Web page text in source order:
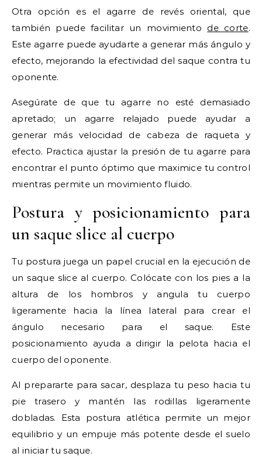
Otra opción es el agarre de revés oriental, que
también puede facilitar un movimiento de corte.
Este agarre puede ayudarte a generar más ángulo y
efecto, mejorando la efectividad del saque contra tu
oponente.
Asegúrate de que tu agarre no esté demasiado
apretado; un agarre relajado puede ayudar a
generar más velocidad de cabeza de raqueta y
efecto. Practica ajustar la presión de tu agarre para
encontrar el punto óptimo que maximice tu control
mientras permite un movimiento fluido.
Postura y posicionamiento para
un saque slice al cuerpo
Tu postura juega un papel crucial en la ejecución de
un saque slice al cuerpo. Colócate con los pies a la
altura de los hombros y angula tu cuerpo
ligeramente hacia la línea lateral para crear el
ángulo necesario para el saque. Este
posicionamiento ayuda a dirigir la pelota hacia el
cuerpo del oponente.
Al prepararte para sacar, desplaza tu peso hacia tu
pie trasero y mantén las rodillas ligeramente
dobladas. Esta postura atlética permite un mejor
equilibrio y un empuje más potente desde el suelo
al iniciar tu saque.